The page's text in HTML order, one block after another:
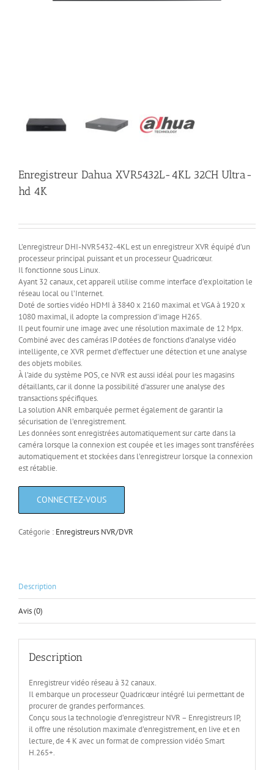
Enregistreur Dahua XVR5432L-4KL 32CH Ultra-
hd 4K
L’enregistreur DHI-NVR5432-4KL est un enregistreur XVR équipé d’un
processeur principal puissant et un processeur Quadricœur.
Il fonctionne sous Linux.
Ayant 32 canaux, cet appareil utilise comme interface d’exploitation le
réseau local ou l’Internet.
Doté de sorties vidéo HDMI à 3840 x 2160 maximal et VGA à 1920 x
1080 maximal, il adopte la compression d’image H265.
Il peut fournir une image avec une résolution maximale de 12 Mpx.
Combiné avec des caméras IP dotées de fonctions d’analyse vidéo
intelligente, ce XVR permet d’effectuer une détection et une analyse
des objets mobiles.
À l’aide du système POS, ce NVR est aussi idéal pour les magasins
détaillants, car il donne la possibilité d’assurer une analyse des
transactions spécifiques.
La solution ANR embarquée permet également de garantir la
sécurisation de l’enregistrement.
Les données sont enregistrées automatiquement sur carte dans la
caméra lorsque la connexion est coupée et les images sont transférées
automatiquement et stockées dans l’enregistreur lorsque la connexion
est rétablie.
Catégorie : Enregistreurs NVR/DVR
Description
Avis (0)
Description
Enregistreur vidéo réseau à 32 canaux.
Il embarque un processeur Quadricœur intégré lui permettant de
procurer de grandes performances.
Conçu sous la technologie d’enregistreur NVR – Enregistreurs IP,
il offre une résolution maximale d’enregistrement, en live et en
lecture, de 4 K avec un format de compression vidéo Smart
H.265+.